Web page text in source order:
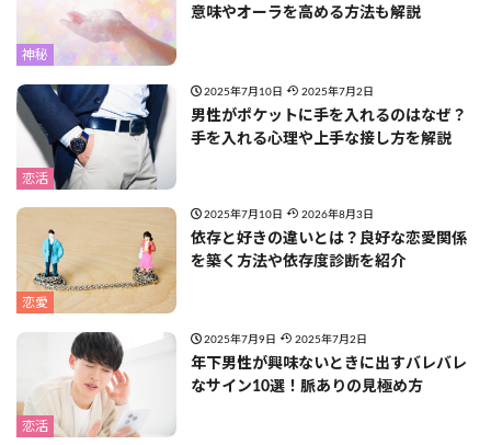
神秘
意味やオーラを高める方法も解説
恋活
2025年7月10日 2025年7月2日
男性がポケットに手を入れるのはなぜ？
手を入れる心理や上手な接し方を解説
恋愛
2025年7月10日 2026年8月3日
依存と好きの違いとは？良好な恋愛関係
を築く方法や依存度診断を紹介
恋活
2025年7月9日 2025年7月2日
年下男性が興味ないときに出すバレバレ
なサイン10選！脈ありの見極め方